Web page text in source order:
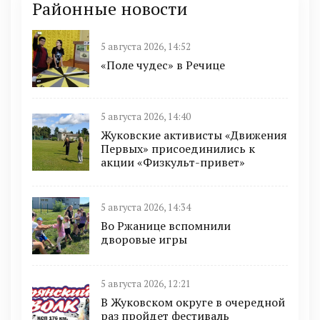
Районные новости
5 августа 2026, 14:52
«Поле чудес» в Речице
5 августа 2026, 14:40
Жуковские активисты «Движения
Первых» присоединились к
акции «Физкульт-привет»
5 августа 2026, 14:34
Во Ржанице вспомнили
дворовые игры
5 августа 2026, 12:21
В Жуковском округе в очередной
раз пройдет фестиваль